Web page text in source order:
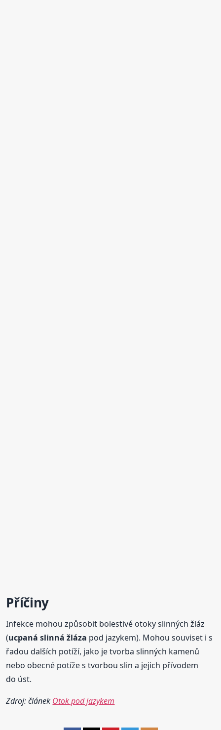
Příčiny
Infekce mohou způsobit bolestivé otoky slinných žláz
(ucpaná slinná žláza pod jazykem). Mohou souviset i s
řadou dalších potíží, jako je tvorba slinných kamenů
nebo obecné potíže s tvorbou slin a jejich přívodem
do úst.
Zdroj: článek Otok pod jazykem